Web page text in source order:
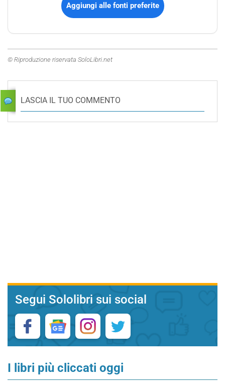
Aggiungi alle fonti preferite
© Riproduzione riservata SoloLibri.net
LASCIA IL TUO COMMENTO
Segui Sololibri sui social
I libri più cliccati oggi